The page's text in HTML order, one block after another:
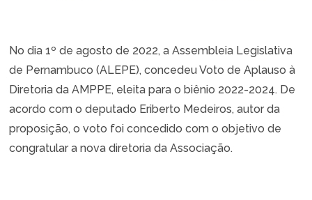
No dia 1º de agosto de 2022, a Assembleia Legislativa
de Pernambuco (ALEPE), concedeu Voto de Aplauso à
Diretoria da AMPPE, eleita para o biênio 2022-2024. De
acordo com o deputado Eriberto Medeiros, autor da
proposição, o voto foi concedido com o objetivo de
congratular a nova diretoria da Associação.